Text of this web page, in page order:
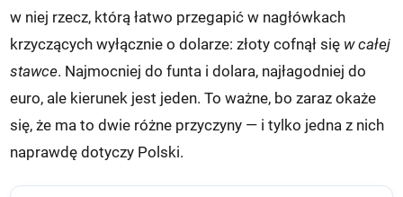
w niej rzecz, którą łatwo przegapić w nagłówkach
krzyczących wyłącznie o dolarze: złoty cofnął się w całej
stawce. Najmocniej do funta i dolara, najłagodniej do
euro, ale kierunek jest jeden. To ważne, bo zaraz okaże
się, że ma to dwie różne przyczyny — i tylko jedna z nich
naprawdę dotyczy Polski.